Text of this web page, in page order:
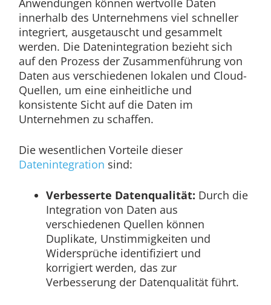
Anwendungen können wertvolle Daten
innerhalb des Unternehmens viel schneller
integriert, ausgetauscht und gesammelt
werden. Die Datenintegration bezieht sich
auf den Prozess der Zusammenführung von
Daten aus verschiedenen lokalen und Cloud-
Quellen, um eine einheitliche und
konsistente Sicht auf die Daten im
Unternehmen zu schaffen.
Die wesentlichen Vorteile dieser
Datenintegration sind:
Verbesserte Datenqualität: Durch die
Integration von Daten aus
verschiedenen Quellen können
Duplikate, Unstimmigkeiten und
Widersprüche identifiziert und
korrigiert werden, das zur
Verbesserung der Datenqualität führt.